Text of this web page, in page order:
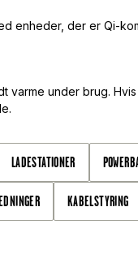
enheder, der er Qi-
varme under brug.
LADESTATIONER
KABELSTYRING